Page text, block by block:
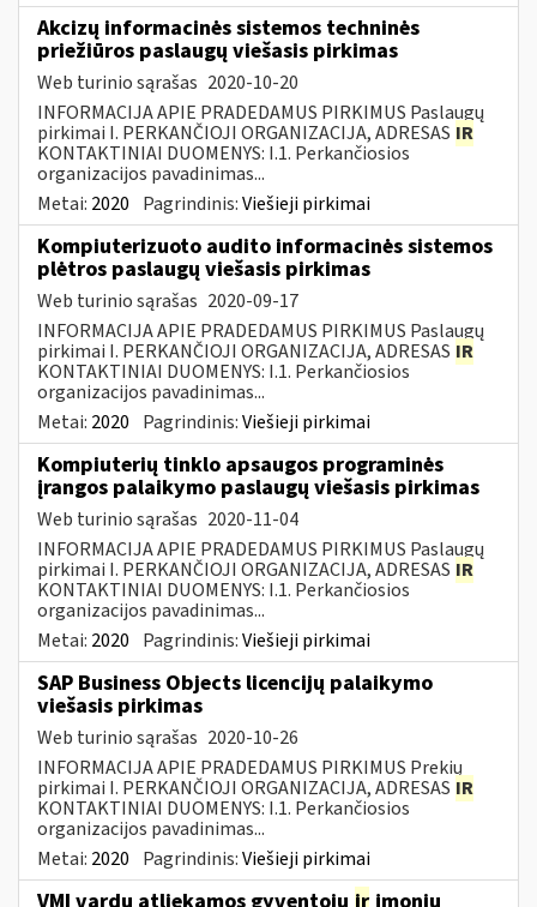
Akcizų informacinės sistemos techninės
priežiūros paslaugų viešasis pirkimas
Web turinio sąrašas 2020-10-20
INFORMACIJA APIE PRADEDAMUS PIRKIMUS Paslaugų
pirkimai I. PERKANČIOJI ORGANIZACIJA, ADRESAS IR
KONTAKTINIAI DUOMENYS: I.1. Perkančiosios
organizacijos pavadinimas...
Metai: 2020 Pagrindinis:Viešieji pirkimai
Kompiuterizuoto audito informacinės sistemos
plėtros paslaugų viešasis pirkimas
Web turinio sąrašas 2020-09-17
INFORMACIJA APIE PRADEDAMUS PIRKIMUS Paslaugų
pirkimai I. PERKANČIOJI ORGANIZACIJA, ADRESAS IR
KONTAKTINIAI DUOMENYS: I.1. Perkančiosios
organizacijos pavadinimas...
Metai: 2020 Pagrindinis:Viešieji pirkimai
Kompiuterių tinklo apsaugos programinės
įrangos palaikymo paslaugų viešasis pirkimas
Web turinio sąrašas 2020-11-04
INFORMACIJA APIE PRADEDAMUS PIRKIMUS Paslaugų
pirkimai I. PERKANČIOJI ORGANIZACIJA, ADRESAS IR
KONTAKTINIAI DUOMENYS: I.1. Perkančiosios
organizacijos pavadinimas...
Metai: 2020 Pagrindinis:Viešieji pirkimai
SAP Business Objects licencijų palaikymo
viešasis pirkimas
Web turinio sąrašas 2020-10-26
INFORMACIJA APIE PRADEDAMUS PIRKIMUS Prekių
pirkimai I. PERKANČIOJI ORGANIZACIJA, ADRESAS IR
KONTAKTINIAI DUOMENYS: I.1. Perkančiosios
organizacijos pavadinimas...
Metai: 2020 Pagrindinis:Viešieji pirkimai
VMI vardu atliekamos gyventojų ir įmonių